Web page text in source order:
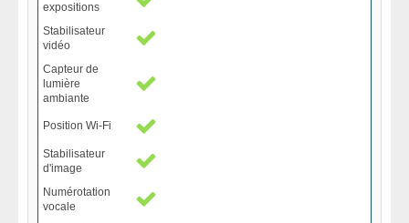
expositions
Stabilisateur
vidéo
Capteur de
lumière
ambiante
Position Wi-Fi
Stabilisateur
d'image
Numérotation
vocale